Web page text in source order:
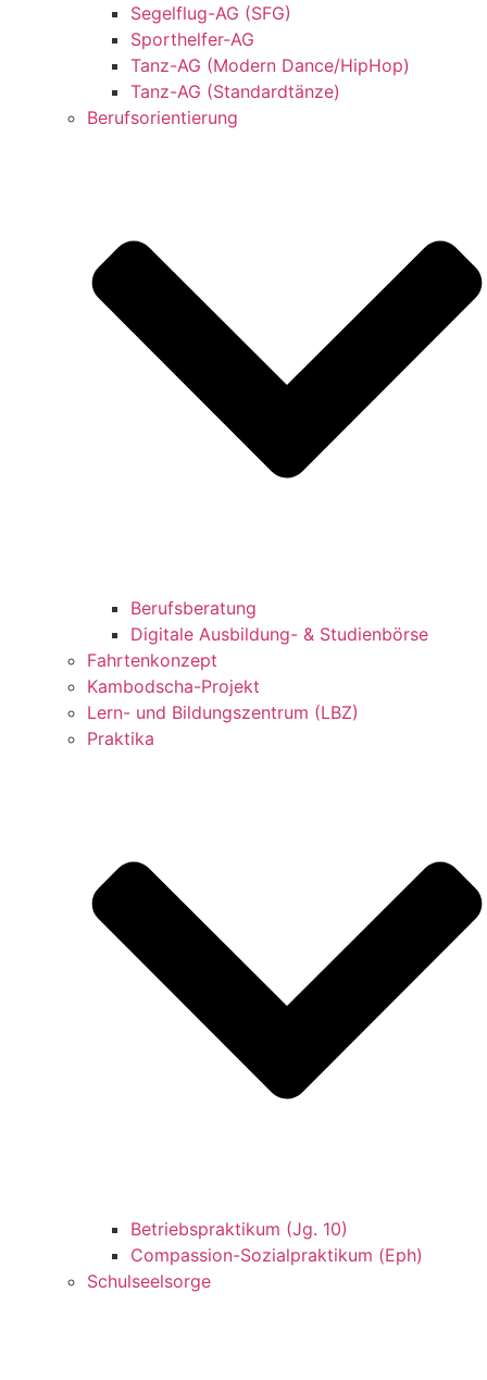
Segelflug-AG (SFG)
Sporthelfer-AG
Tanz-AG (Modern Dance/HipHop)
Tanz-AG (Standardtänze)
Berufsorientierung
Berufsberatung
Digitale Ausbildung- & Studienbörse
Fahrtenkonzept
Kambodscha-Projekt
Lern- und Bildungszentrum (LBZ)
Praktika
Betriebspraktikum (Jg. 10)
Compassion-Sozialpraktikum (Eph)
Schulseelsorge